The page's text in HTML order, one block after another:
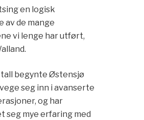
en logisk
de mange
vi lenge har utført,
tall begynte Østensjø
seg inn i avanserte
og har
seg mye erfaring med